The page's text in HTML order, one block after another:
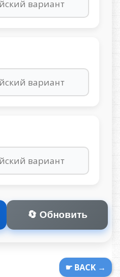
🔄 Обновить
☛ BACK →